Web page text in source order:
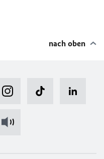
nach oben